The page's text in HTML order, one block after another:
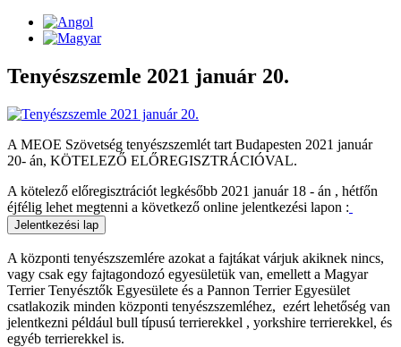
Tenyészszemle 2021 január 20.
A MEOE Szövetség tenyészszemlét tart Budapesten 2021 január
20- án, KÖTELEZŐ ELŐREGISZTRÁCIÓVAL.
A kötelező előregisztrációt legkésőbb 2021 január 18 - án , hétfőn
éjfélig lehet megtenni a következő online jelentkezési lapon :
A központi tenyészszemlére azokat a fajtákat várjuk akiknek nincs,
vagy csak egy fajtagondozó egyesületük van, emellett a Magyar
Terrier Tenyésztők Egyesülete és a Pannon Terrier Egyesület
csatlakozik minden központi tenyészszemléhez, ezért lehetőség van
jelentkezni például bull típusú terrierekkel , yorkshire terrierekkel, és
egyéb terrierekkel is.